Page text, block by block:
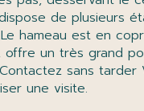
de plusieurs
hameau est en
un très grand
sans tarder
une visite.